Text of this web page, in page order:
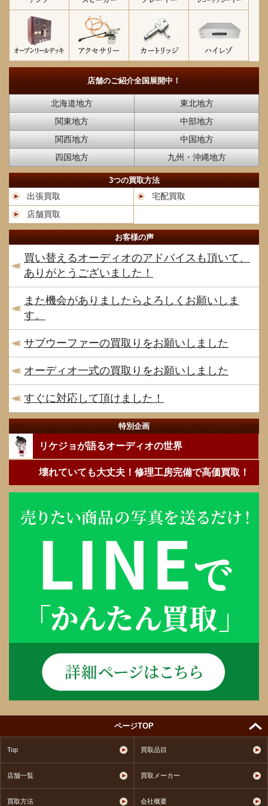
店舗のご紹介全国展開中！
北海道地方
東北地方
関東地方
中部地方
関西地方
中国地方
四国地方
九州・沖縄地方
3つの買取方法
出張買取
宅配買取
店舗買取
お客様の声
買い替えるオーディオのアドバイスも頂いて、
ありがとうございました！
また機会がありましたらよろしくお願いしま
す。
サブウーファーの買取りをお願いしました
オーディオ一式の買取りをお願いしました
すぐに対応して頂けました！
特別企画
リケジョが語るオーディオの世界
壊れていても大丈夫！修理工房完備で高価買取！
ページTOP
Top 買取品目
店舗一覧 買取メーカー
買取方法 会社概要